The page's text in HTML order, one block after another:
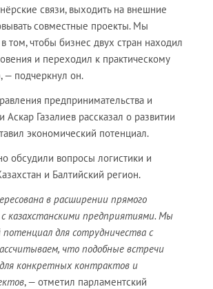
связи, выходить на внешние
совместные проекты. Мы
том, чтобы бизнес двух стран находил
и переходил к практическому
— подчеркнул он.
предпринимательства и
Газалиев рассказал о развитии
экономический потенциал.
обсудили вопросы логистики и
и Балтийский регион.
в расширении прямого
казахстанскими предприятиями. Мы
для сотрудничества с
что подобные встречи
конкретных контрактов и
, — отметил парламентский